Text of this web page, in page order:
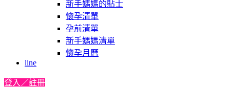
新手媽媽的貼士
懷孕清單
孕前清單
新手媽媽清單
懷孕月曆
line
登入／註冊